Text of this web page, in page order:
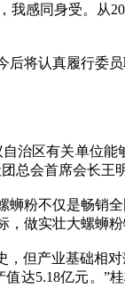
我感同身受。从
认真履行委员
区有关单位能
总会首席会长王
不仅是畅销全
做实壮大螺蛳
但产业基础相对
值达5.18亿元。